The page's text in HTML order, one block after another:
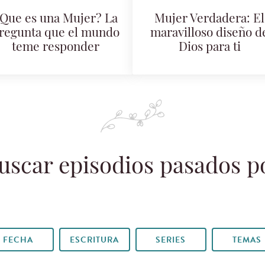
es una Mujer? La
que el mundo
teme responder
Mujer Verdadera: El
maravilloso diseño
Dios para ti
episodios pasados
FECHA ESCRITURA SERIES TEMAS